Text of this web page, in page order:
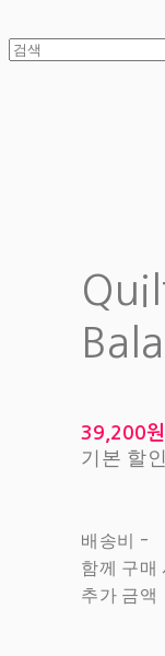
39,200원
기본 할인
배송비 -
함께 구매
추가 금액